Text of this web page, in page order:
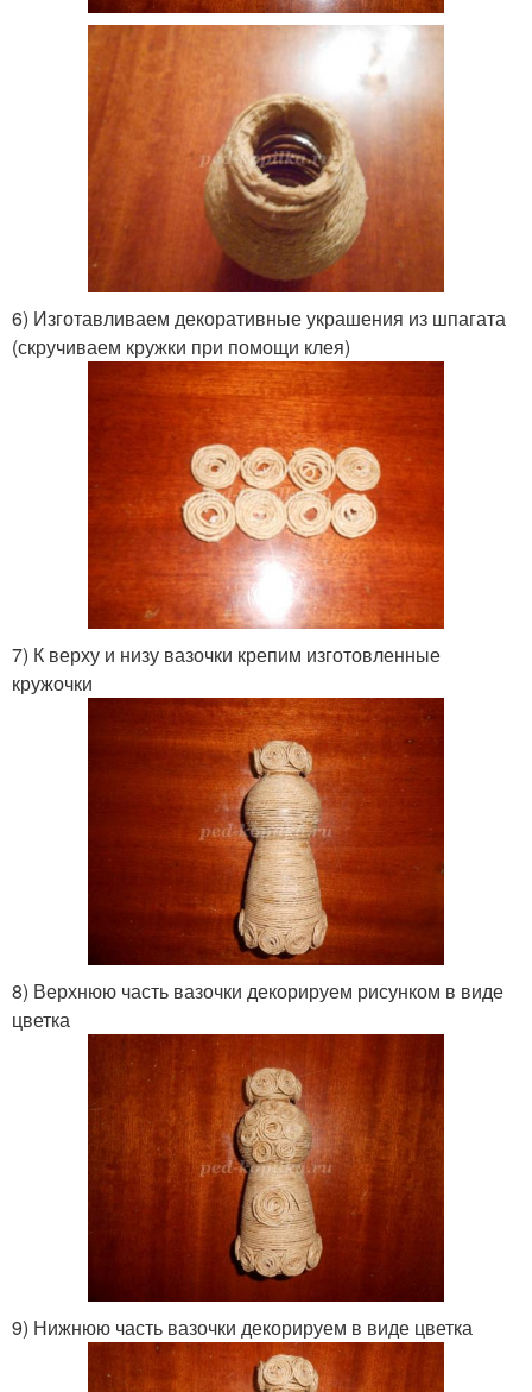
6) Изготавливаем декоративные украшения из шпагата
(скручиваем кружки при помощи клея)
7) К верху и низу вазочки крепим изготовленные
кружочки
8) Верхнюю часть вазочки декорируем рисунком в виде
цветка
9) Нижнюю часть вазочки декорируем в виде цветка